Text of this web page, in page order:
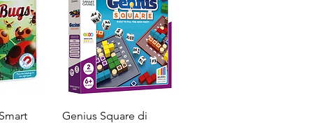
Quick View
Genius Square di